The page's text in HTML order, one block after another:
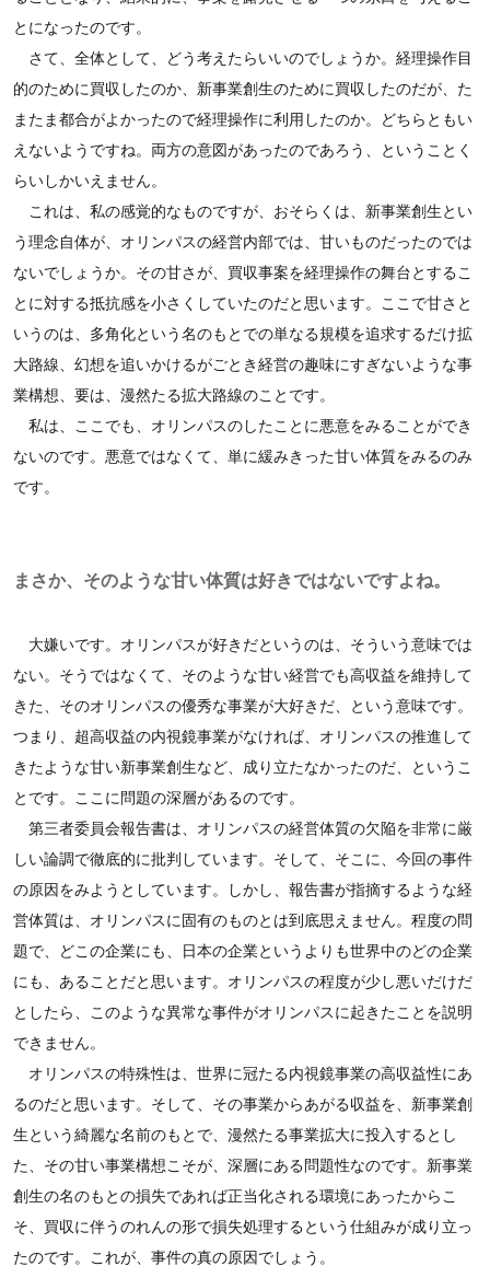
とになったのです。
さて、全体として、どう考えたらいいのでしょうか。経理操作目
的のために買収したのか、新事業創生のために買収したのだが、た
またま都合がよかったので経理操作に利用したのか。どちらともい
えないようですね。両方の意図があったのであろう、ということく
らいしかいえません。
これは、私の感覚的なものですが、おそらくは、新事業創生とい
う理念自体が、オリンパスの経営内部では、甘いものだったのでは
ないでしょうか。その甘さが、買収事案を経理操作の舞台とするこ
とに対する抵抗感を小さくしていたのだと思います。ここで甘さと
いうのは、多角化という名のもとでの単なる規模を追求するだけ拡
大路線、幻想を追いかけるがごとき経営の趣味にすぎないような事
業構想、要は、漫然たる拡大路線のことです。
私は、ここでも、オリンパスのしたことに悪意をみることができ
ないのです。悪意ではなくて、単に緩みきった甘い体質をみるのみ
です。
まさか、そのような甘い体質は好きではないですよね。
大嫌いです。オリンパスが好きだというのは、そういう意味では
ない。そうではなくて、そのような甘い経営でも高収益を維持して
きた、そのオリンパスの優秀な事業が大好きだ、という意味です。
つまり、超高収益の内視鏡事業がなければ、オリンパスの推進して
きたような甘い新事業創生など、成り立たなかったのだ、というこ
とです。ここに問題の深層があるのです。
第三者委員会報告書は、オリンパスの経営体質の欠陥を非常に厳
しい論調で徹底的に批判しています。そして、そこに、今回の事件
の原因をみようとしています。しかし、報告書が指摘するような経
営体質は、オリンパスに固有のものとは到底思えません。程度の問
題で、どこの企業にも、日本の企業というよりも世界中のどの企業
にも、あることだと思います。オリンパスの程度が少し悪いだけだ
としたら、このような異常な事件がオリンパスに起きたことを説明
できません。
オリンパスの特殊性は、世界に冠たる内視鏡事業の高収益性にあ
るのだと思います。そして、その事業からあがる収益を、新事業創
生という綺麗な名前のもとで、漫然たる事業拡大に投入するとし
た、その甘い事業構想こそが、深層にある問題性なのです。新事業
創生の名のもとの損失であれば正当化される環境にあったからこ
そ、買収に伴うのれんの形で損失処理するという仕組みが成り立っ
たのです。これが、事件の真の原因でしょう。